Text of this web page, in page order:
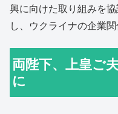
興に向けた取り組みを
し、ウクライナの企業
両陛下、上皇ご
に